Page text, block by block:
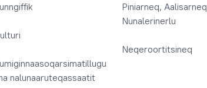
nalunaaruteqassaatit
Piniarneq, Aalisarneq
Nunalerinerlu
Neqeroortitsineq